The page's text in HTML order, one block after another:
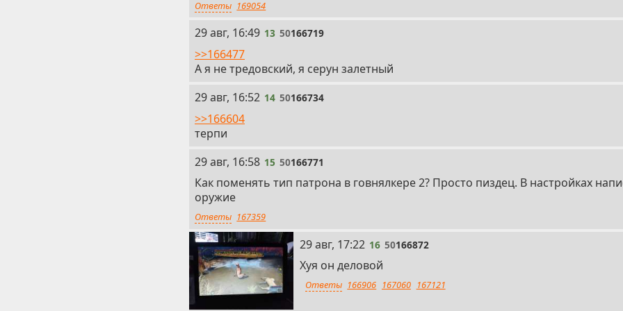
Ответы 169054
13
29 авг, 16:49 13 50166719
>>166477
А я не тредовский, я серун залетный
14
29 авг, 16:52 14 50166734
>>166604
терпи
15
29 авг, 16:58 15 50166771
Как поменять тип патрона в говнялкере 2? Просто пиздец. В настройках
оружие
Ответы 167359
16
29 авг, 17:22 16 50166872
Хуя он деловой
Ответы 166906 167060 167121